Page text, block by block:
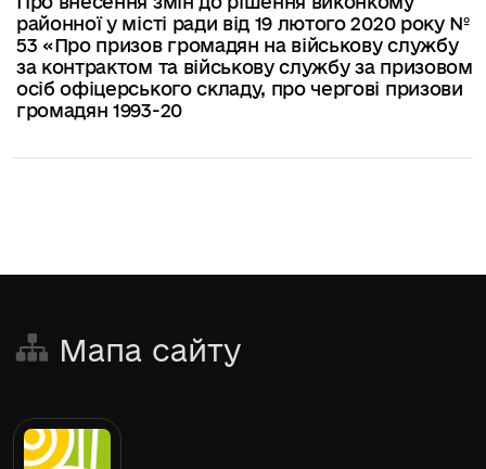
районної у місті ради від 19 лютого 2020 року №
53 «Про призов громадян на військову службу
за контрактом та військову службу за призовом
осіб офіцерського складу, про чергові призови
громадян 1993-20
Мапа сайту